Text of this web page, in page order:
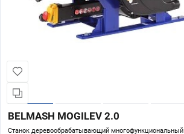
BELMASH MOGILEV 2.0
Станок деревообрабатывающий многофункциональный